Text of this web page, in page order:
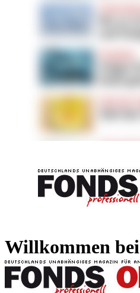
Willkommen bei